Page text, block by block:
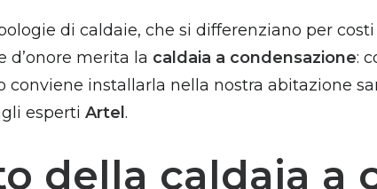
di caldaie, che si differenziano per
d’onore merita la caldaia a condensazione:
conviene installarla nella nostra abitazione
esperti Artel .
della caldaia a